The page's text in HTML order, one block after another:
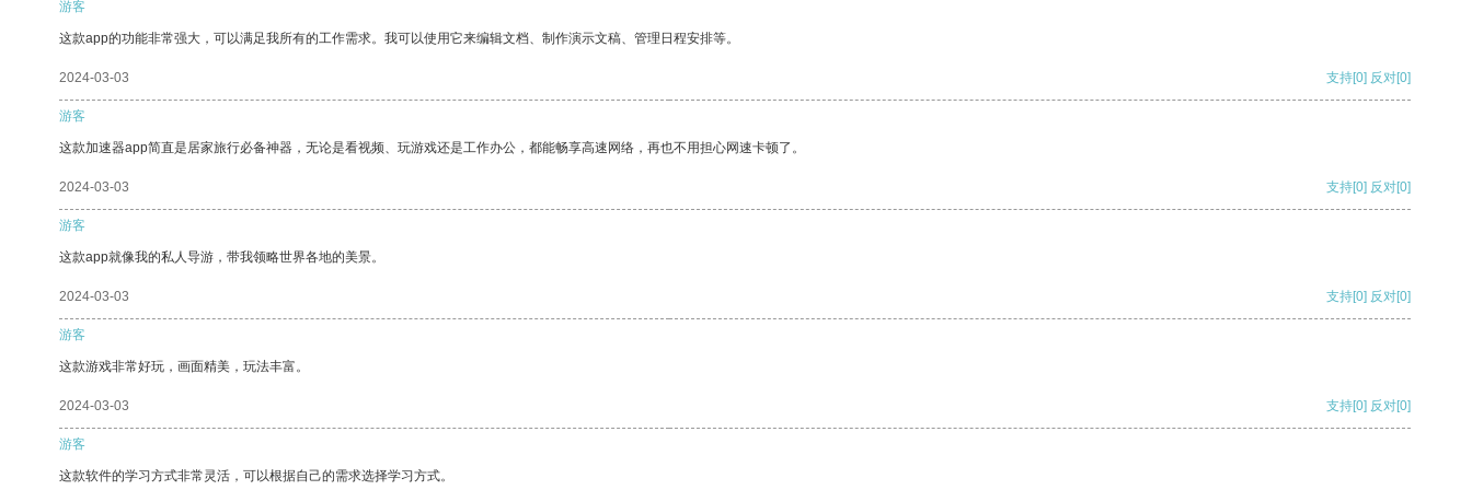
游客
这款app的功能非常强大，可以满足我所有的工作需求。我可以使用它来编辑文档、制作演示文稿、管理日程安排等。
2024-03-03 支持[0] 反对[0]
游客
这款加速器app简直是居家旅行必备神器，无论是看视频、玩游戏还是工作办公，都能畅享高速网络，再也不用担心网速卡顿了。
2024-03-03 支持[0] 反对[0]
游客
这款app就像我的私人导游，带我领略世界各地的美景。
2024-03-03 支持[0] 反对[0]
游客
这款游戏非常好玩，画面精美，玩法丰富。
2024-03-03 支持[0] 反对[0]
游客
这款软件的学习方式非常灵活，可以根据自己的需求选择学习方式。